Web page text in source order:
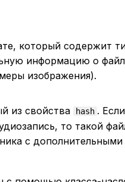
который содержит
информацию о
изображения).
из свойства hash .
то такой
с